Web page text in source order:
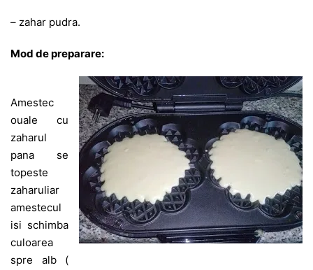
– zahar pudra.
Mod de preparare:
Amestec
ouale cu
zaharul
pana se
topeste
zaharuliar
amestecul
isi schimba
culoarea
spre alb (